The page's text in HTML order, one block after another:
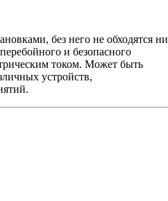
без него не обходятся ни
и безопасного
током. Может быть
устройств,